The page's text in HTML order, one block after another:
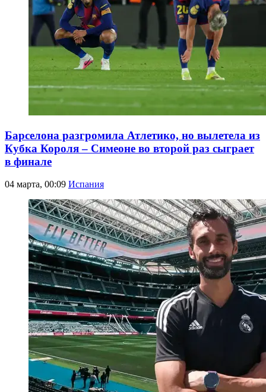
Барселона разгромила Атлетико, но вылетела из
Кубка Короля – Симеоне во второй раз сыграет
в финале
04 марта, 00:09 Испания